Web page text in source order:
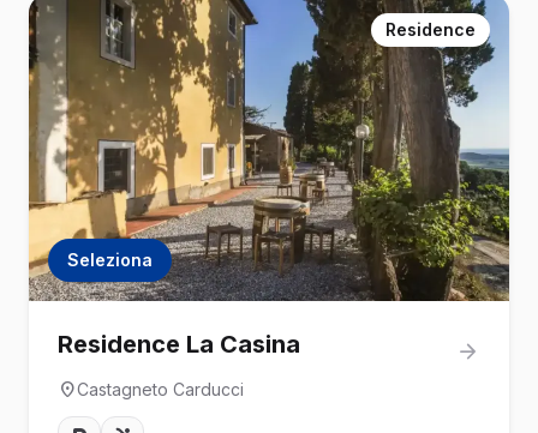
Residence
Seleziona
Residence La Casina
Castagneto Carducci